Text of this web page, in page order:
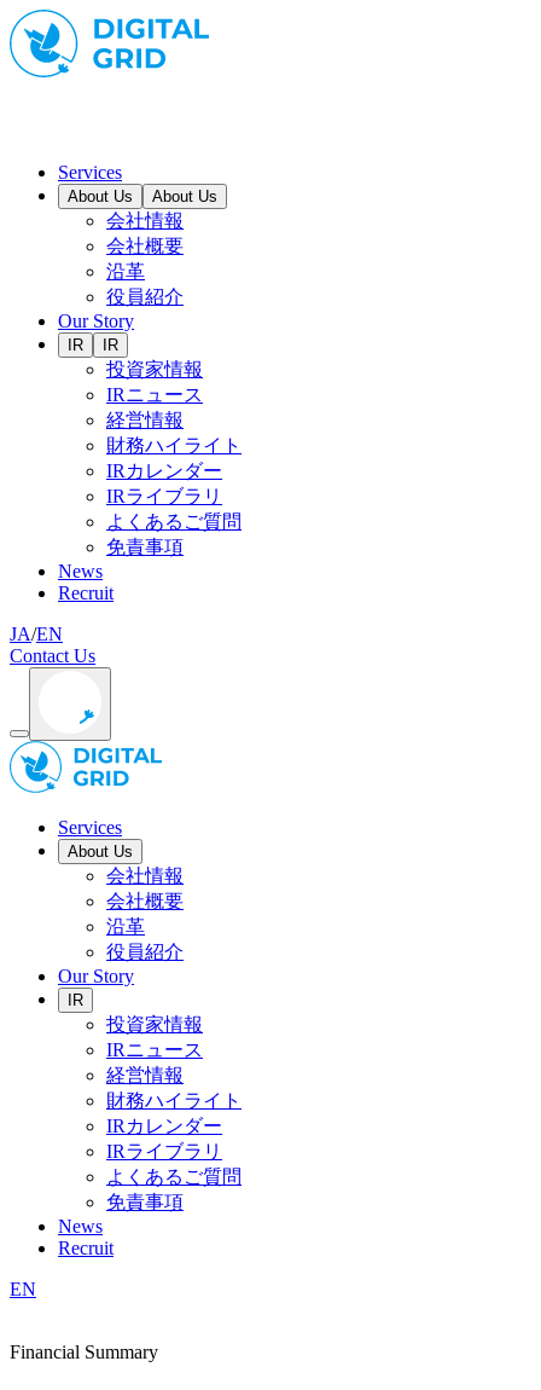
Services
About Us About Us
会社情報
会社概要
沿革
役員紹介
Our Story
IR IR
投資家情報
IRニュース
経営情報
財務ハイライト
IRカレンダー
IRライブラリ
よくあるご質問
免責事項
News
Recruit
JA/EN
Contact Us
Services
About Us
会社情報
会社概要
沿革
役員紹介
Our Story
IR
投資家情報
IRニュース
経営情報
財務ハイライト
IRカレンダー
IRライブラリ
よくあるご質問
免責事項
News
Recruit
EN
Financial Summary